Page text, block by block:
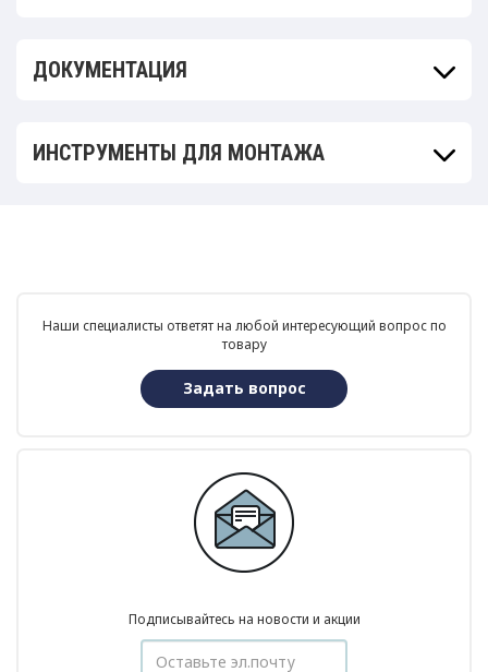
ДОКУМЕНТАЦИЯ
ИНСТРУМЕНТЫ ДЛЯ МОНТАЖА
Наши специалисты ответят на любой интересующий вопрос по
товару
Задать вопрос
Подписывайтесь на новости и акции